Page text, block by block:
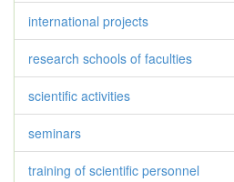
international projects
research schools of faculties
scientific activities
seminars
training of scientific personnel